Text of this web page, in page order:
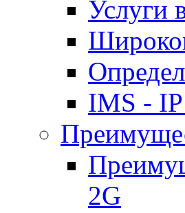
Услуги
IMS -
2G